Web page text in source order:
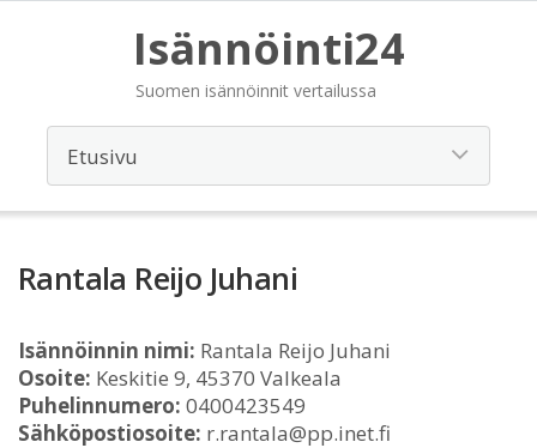
Isännöinti24
Suomen isännöinnit vertailussa
Rantala Reijo Juhani
Isännöinnin nimi: Rantala Reijo Juhani
Osoite: Keskitie 9, 45370 Valkeala
Puhelinnumero: 0400423549
Sähköpostiosoite: r.rantala@pp.inet.fi